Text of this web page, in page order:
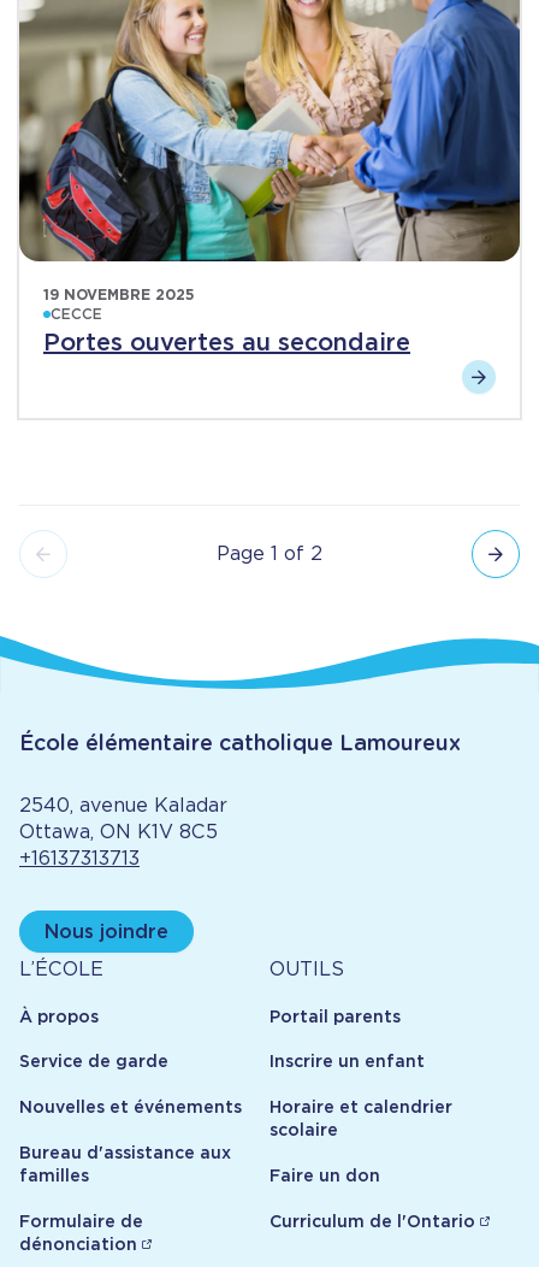
19 NOVEMBRE 2025
CECCE
Portes ouvertes au secondaire
Pagination Page 1 of 2
École élémentaire catholique Lamoureux
2540, avenue Kaladar
Ottawa, ON K1V 8C5
+16137313713
Nous joindre
À
propos
L’ÉCOLE
À propos
Service de garde
Nouvelles et événements
Bureau d'assistance aux
familles
Formulaire de
dénonciation
Outils
OUTILS
Portail parents
Inscrire un enfant
Horaire et calendrier
scolaire
Faire un don
Curriculum de l'Ontario